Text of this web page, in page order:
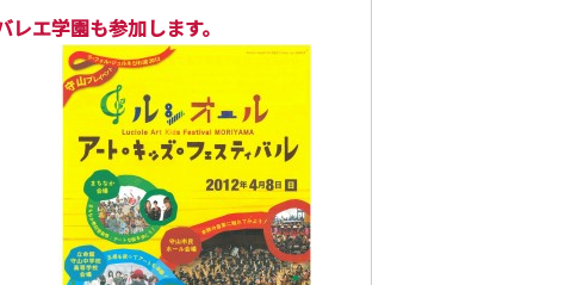
エ学園も参加します。